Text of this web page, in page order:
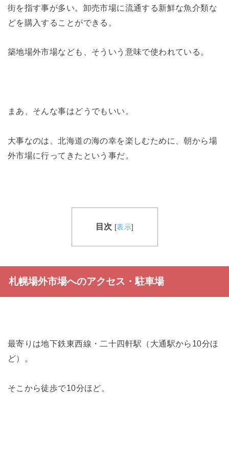
街を指す事が多い。卸売市場に流通する新鮮な魚介類な
どを購入することができる。
築地場外市場なども、そういう意味で使われている。
まあ、そんな事はどうでもいい。
大事なのは、北海道の海の幸を楽しむために、朝から場
外市場に行ってきたという事だ。
目次 [表示]
札幌場外市場へのアクセス・駐車場
最寄りは地下鉄東西線・二十四軒駅（大通駅から10分ほ
ど）。
そこから徒歩で10分ほど。